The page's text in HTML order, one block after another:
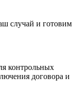
случай и готовим
контрольных
договора и